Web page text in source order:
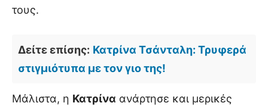
τους.
Δείτε επίσης: Κατρίνα Τσάνταλη: Τρυφερά
στιγμιότυπα με τον γιο της!
Μάλιστα, η Κατρίνα ανάρτησε και μερικές